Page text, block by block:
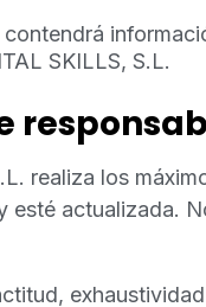
SKILLS, S.L.
realiza los
esté actualizada.